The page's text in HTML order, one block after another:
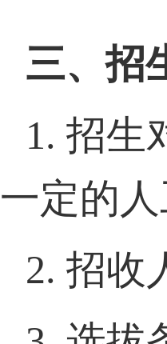
三、招
1. 招生
一定的
2. 招收